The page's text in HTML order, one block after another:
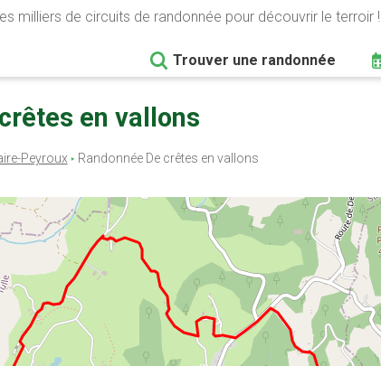
milliers de circuits de randonnée pour découvrir le terroir !
Trouver une randonnée
en vallons
Peyroux Randonnée De crêtes en vallons